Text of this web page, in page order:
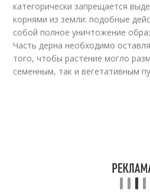
категорически запрещается
корнями из земли: подобные
собой полное уничтожение
Часть дерна необходимо
того, чтобы растение могло
семенным, так и вегетативным